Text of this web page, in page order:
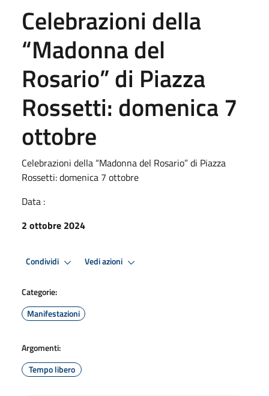
Celebrazioni della
“Madonna del
Rosario” di Piazza
Rossetti: domenica 7
ottobre
Celebrazioni della “Madonna del Rosario” di Piazza
Rossetti: domenica 7 ottobre
Data :
2 ottobre 2024
Condividi Vedi azioni
Categorie:
Manifestazioni
Argomenti:
Tempo libero